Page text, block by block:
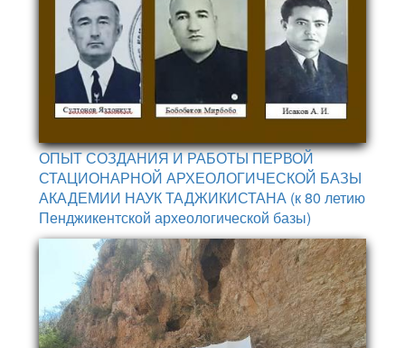
ОПЫТ СОЗДАНИЯ И РАБОТЫ ПЕРВОЙ
СТАЦИОНАРНОЙ АРХЕОЛОГИЧЕСКОЙ БАЗЫ
АКАДЕМИИ НАУК ТАДЖИКИСТАНА (к 80 летию
Пенджикентской археологической базы)